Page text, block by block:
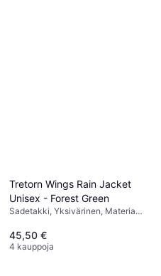
Tretorn Wings Rain Jacket
Unisex - Forest Green
Sadetakki, Yksivärinen, Materiaali:
Huppu, Tuulenpitävä, Vedenpitävä
45,50 €
4 kauppoja